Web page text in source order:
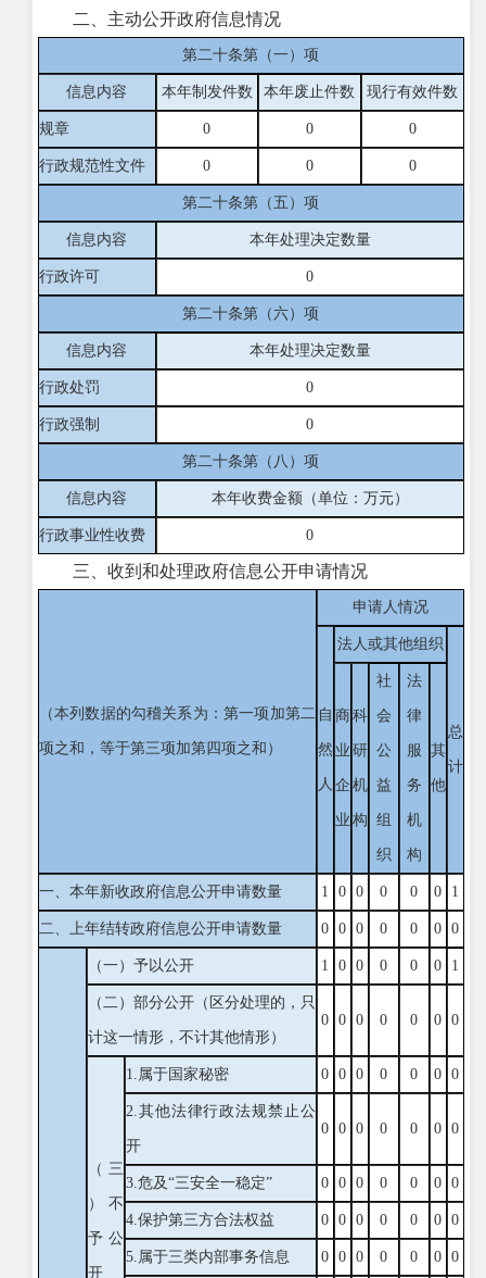
二、主动公开政府信息情况
第二十条第（一）项
信息内容 本年制发件数 本年废止件数 现行有效件数
规章 0 0 0
行政规范性文件 0 0 0
第二十条第（五）项
信息内容 本年处理决定数量
行政许可 0
第二十条第（六）项
信息内容 本年处理决定数量
行政处罚 0
行政强制 0
第二十条第（八）项
信息内容 本年收费金额（单位：万元）
行政事业性收费 0
三、收到和处理政府信息公开申请情况
（本列数据的勾稽关系为：第一项加第二
项之和，等于第三项加第四项之和）
申请人情况
自
然
人
法人或其他组织
总
计
商
业
企
业
科
研
机
构
社
会
公
益
组
织
法
律
服
务
机
构
其
他
一、本年新收政府信息公开申请数量 1 0 0 0 0 0 1
二、上年结转政府信息公开申请数量 0 0 0 0 0 0 0
（一）予以公开 1 0 0 0 0 0 1
（二）部分公开（区分处理的，只
计这一情形，不计其他情形）
0 0 0 0 0 0 0
（三
）不
予公
开
1.属于国家秘密 0 0 0 0 0 0 0
2.其他法律行政法规禁止公
开
0 0 0 0 0 0 0
3.危及“三安全一稳定” 0 0 0 0 0 0 0
4.保护第三方合法权益 0 0 0 0 0 0 0
5.属于三类内部事务信息 0 0 0 0 0 0 0